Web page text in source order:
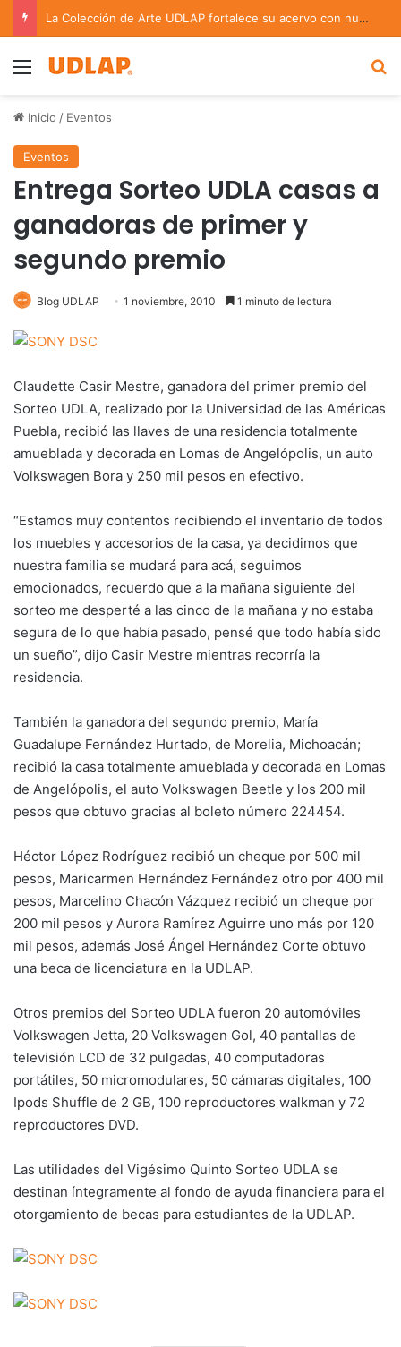
La Colección de Arte UDLAP fortalece su acervo con nuevas obras de artistas emergentes y consolidados
Menu
Inicio / Eventos
Eventos
Entrega Sorteo UDLA casas a
ganadoras de primer y
segundo premio
Blog UDLAP 1 noviembre, 2010 1 minuto de lectura
Claudette Casir Mestre, ganadora del primer premio del
Sorteo UDLA, realizado por la Universidad de las Américas
Puebla, recibió las llaves de una residencia totalmente
amueblada y decorada en Lomas de Angelópolis, un auto
Volkswagen Bora y 250 mil pesos en efectivo.
“Estamos muy contentos recibiendo el inventario de todos
los muebles y accesorios de la casa, ya decidimos que
nuestra familia se mudará para acá, seguimos
emocionados, recuerdo que a la mañana siguiente del
sorteo me desperté a las cinco de la mañana y no estaba
segura de lo que había pasado, pensé que todo había sido
un sueño”, dijo Casir Mestre mientras recorría la
residencia.
También la ganadora del segundo premio, María
Guadalupe Fernández Hurtado, de Morelia, Michoacán;
recibió la casa totalmente amueblada y decorada en Lomas
de Angelópolis, el auto Volkswagen Beetle y los 200 mil
pesos que obtuvo gracias al boleto número 224454.
Héctor López Rodríguez recibió un cheque por 500 mil
pesos, Maricarmen Hernández Fernández otro por 400 mil
pesos, Marcelino Chacón Vázquez recibió un cheque por
200 mil pesos y Aurora Ramírez Aguirre uno más por 120
mil pesos, además José Ángel Hernández Corte obtuvo
una beca de licenciatura en la UDLAP.
Otros premios del Sorteo UDLA fueron 20 automóviles
Volkswagen Jetta, 20 Volkswagen Gol, 40 pantallas de
televisión LCD de 32 pulgadas, 40 computadoras
portátiles, 50 micromodulares, 50 cámaras digitales, 100
Ipods Shuffle de 2 GB, 100 reproductores walkman y 72
reproductores DVD.
Las utilidades del Vigésimo Quinto Sorteo UDLA se
destinan íntegramente al fondo de ayuda financiera para el
otorgamiento de becas para estudiantes de la UDLAP.